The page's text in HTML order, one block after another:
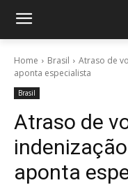
Home Brasil
Atraso de
aponta especialista
Brasil
Atraso de
aponta